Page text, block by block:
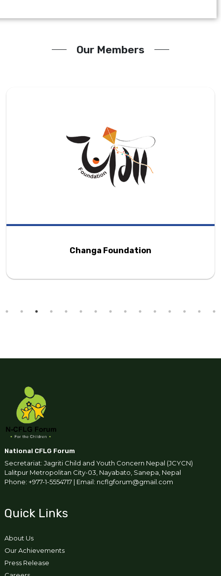
Our Members
Changa Foundation
National CFLG Forum
Secretariat: Jagriti Child and Youth Concern Nepal (JCYCN)
Lalitpur Metropolitan City-03, Nayabato, Sanepa, Nepal
Phone: +977-1-5554717 | Email: ncflgforum@gmail.com
Quick Links
About Us
Our Achievements
Press Release